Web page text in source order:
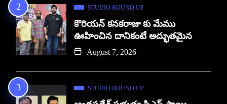
STUDIO ROUND UP
కొరియన్ కనకరాజు కు మేము
ఊహించిన దానికంటే అద్భుతమైన
August 7, 2026
STUDIO ROUND UP